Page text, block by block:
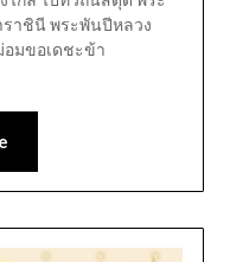
าชินี พระพันปีหลวง
อมขอเดชะข้า